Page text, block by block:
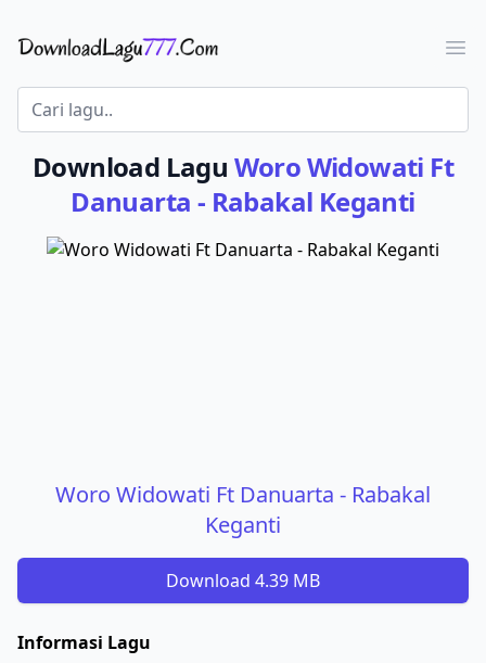
Download Lagu - LaguJoss.com
Download Lagu Woro Widowati Ft
Danuarta - Rabakal Keganti
Woro Widowati Ft Danuarta - Rabakal
Keganti
Download 4.39 MB
Informasi Lagu